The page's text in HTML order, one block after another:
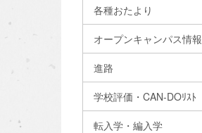
各種おたより
オープンキャンパス情報
進路
学校評価・CAN-DOﾘｽﾄ
転入学・編入学